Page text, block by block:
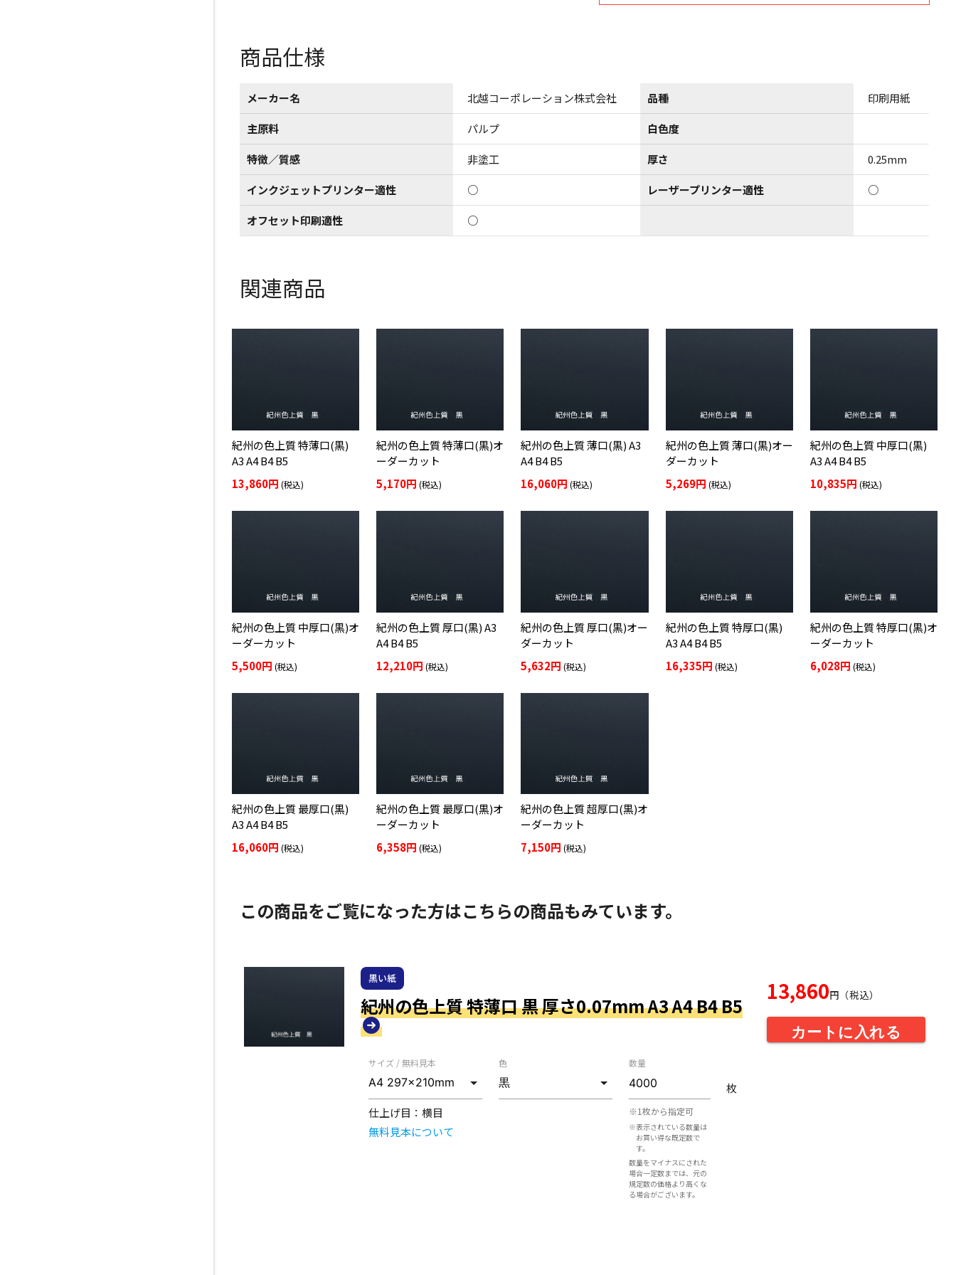
商品仕様
メーカー名 北越コーポレーション株式会社 品種 印刷用紙
主原料 パルプ 白色度
特徴／質感 非塗工 厚さ 0.25mm
インクジェットプリンター適性 ○ レーザープリンター適性 ○
オフセット印刷適性 ○
関連商品
紀州の色上質 特薄口(黒)
A3 A4 B4 B5
13,860円(税込)
紀州の色上質 特薄口(黒)オ
ーダーカット
5,170円(税込)
紀州の色上質 薄口(黒) A3
A4 B4 B5
16,060円(税込)
紀州の色上質 薄口(黒)オー
ダーカット
5,269円 (税込)
紀州の色上質 中厚口(黒)
A3 A4 B4 B5
10,835円 (税込)
紀州の色上質 中厚口(黒)オ
ーダーカット
5,500円(税込)
紀州の色上質 厚口(黒) A3
A4 B4 B5
12,210円(税込)
紀州の色上質 厚口(黒)オー
ダーカット
5,632円(税込)
紀州の色上質 特厚口(黒)
A3 A4 B4 B5
16,335円 (税込)
紀州の色上質 特厚口(黒)オ
ーダーカット
6,028円 (税込)
紀州の色上質 最厚口(黒)
A3 A4 B4 B5
16,060円(税込)
紀州の色上質 最厚口(黒)オ
ーダーカット
6,358円(税込)
紀州の色上質 超厚口(黒)オ
ーダーカット
7,150円(税込)
この商品をご覧になった方はこちらの商品もみています。
黒い紙
紀州の色上質 特薄口 黒 厚さ0.07mm A3 A4 B4 B5
サイズ / 無料見本
仕上げ目： 横目
無料見本について
色 数量
※1枚から指定可
※表示されている数量は
お買い得な既定数で
す。
数量をマイナスにされた
場合一定数までは、元の
規定数の価格より高くな
る場合がございます。
枚
13,860円（税込）
カートに入れる